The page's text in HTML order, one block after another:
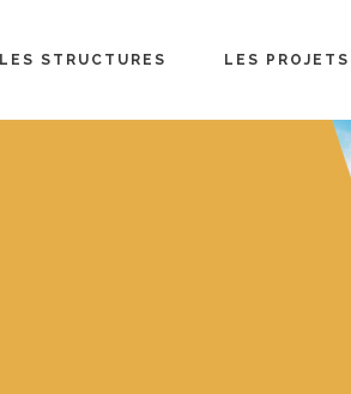
LES STRUCTURES LES PROJETS